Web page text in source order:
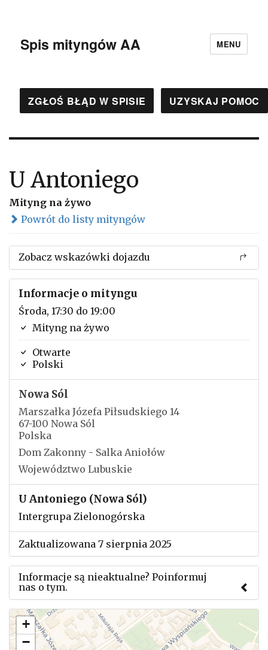
Spis mityngów AA MENU
ZGŁOŚ BŁĄD W SPISIE UZYSKAJ POMOC
U Antoniego
Mityng na żywo
Powrót do listy mityngów
Zobacz wskazówki dojazdu
Informacje o mityngu
Środa, 17:30 do 19:00
Mityng na żywo
Otwarte
Polski
Nowa Sól
Marszałka Józefa Piłsudskiego 14
67-100 Nowa Sól
Polska
Dom Zakonny - Salka Aniołów
Województwo Lubuskie
U Antoniego (Nowa Sól)
Intergrupa Zielonogórska
Zaktualizowana 7 sierpnia 2025
Informacje są nieaktualne? Poinformuj
nas o tym.
Użyj tego formularza aby przesłać informację o
zmianach w powyższym mityngu.
+
−